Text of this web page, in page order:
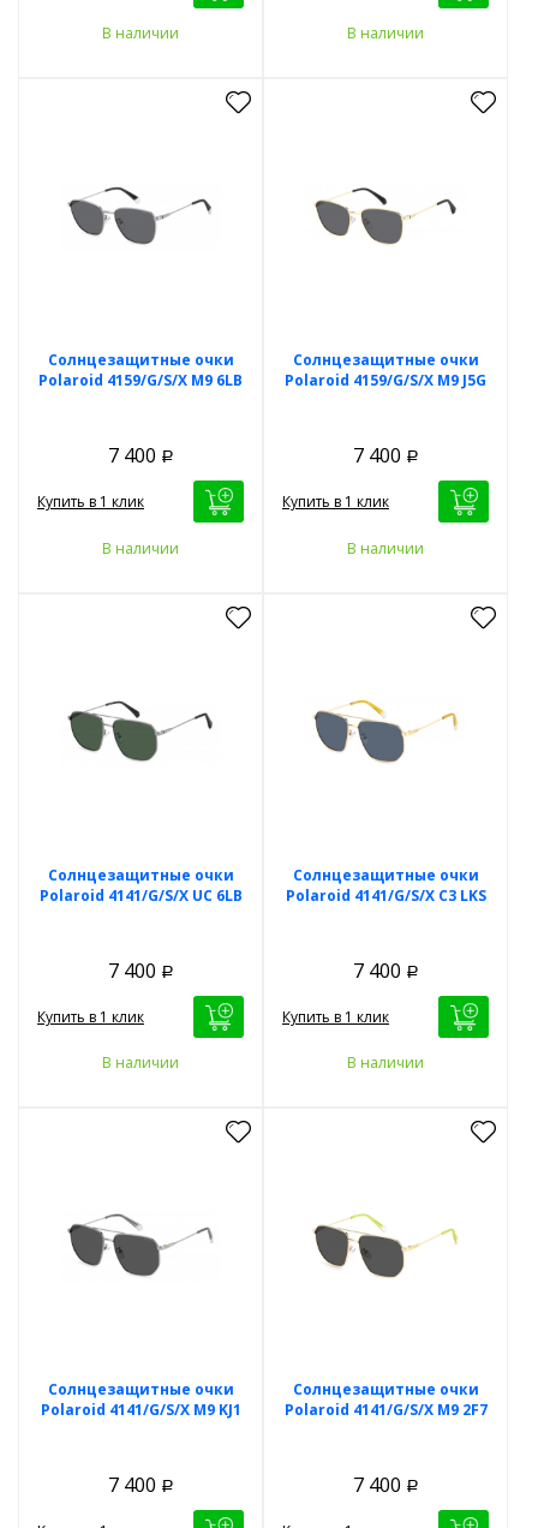
В наличии В наличии
Солнцезащитные очки
Polaroid 4159/G/S/X M9 6LB
7 400 Р
Купить в 1 клик
В наличии
Солнцезащитные очки
Polaroid 4159/G/S/X M9 J5G
7 400 Р
Купить в 1 клик
В наличии
Солнцезащитные очки
Polaroid 4141/G/S/X UC 6LB
7 400 Р
Купить в 1 клик
В наличии
Солнцезащитные очки
Polaroid 4141/G/S/X C3 LKS
7 400 Р
Купить в 1 клик
В наличии
Солнцезащитные очки
Polaroid 4141/G/S/X M9 KJ1
7 400 Р
Солнцезащитные очки
Polaroid 4141/G/S/X M9 2F7
7 400 Р